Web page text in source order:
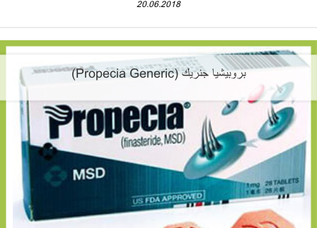
20.06.2018
بروبيشيا جنريك (Propecia Generic)